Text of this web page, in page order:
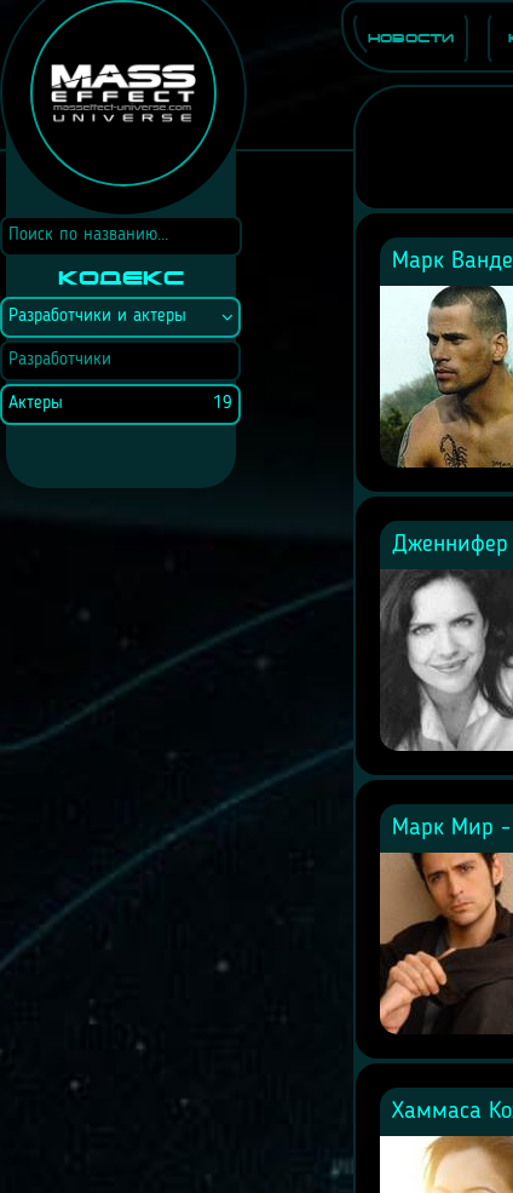
Новости
Марк
Дженнифер
Марк Мир -
Хаммаса
Кодекс
Разработчики и актеры
Разработчики
Актеры 19